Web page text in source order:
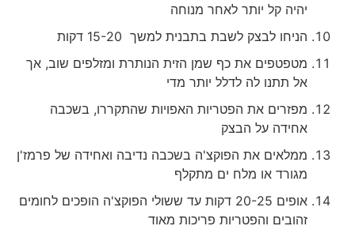
יהיה קל יותר לאחר מנוחה
הניחו לבצק לשבת בתבנית למשך 15-20 דקות
מטפטפים את כף שמן הזית הנותרת ומזלפים שוב, אך
אל תתנו לה לדלל יותר מדי
מפזרים את הפטריות האפויות שהתקררו, בשכבה
אחידה על הבצק
ממלאים את הפוקצ'ה בשכבה נדיבה ואחידה של פרמז'ן
מגורד או מלח ים מתקלף
אופים 20-25 דקות עד ששולי הפוקצ'ה הופכים לחומים
זהובים והפטריות פריכות מאוד